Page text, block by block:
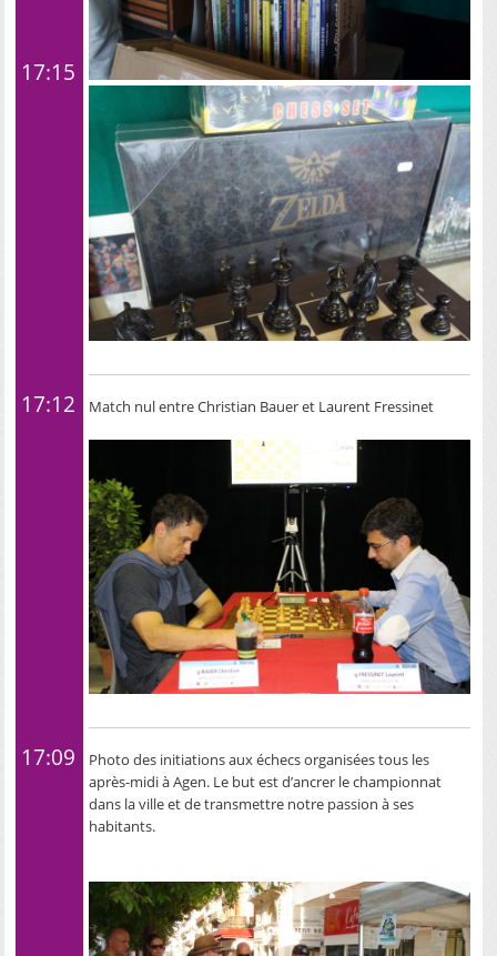
17:15
17:12 Match nul entre Christian Bauer et Laurent Fressinet
17:09
Photo des initiations aux échecs organisées tous les
après-midi à Agen. Le but est d’ancrer le championnat
dans la ville et de transmettre notre passion à ses
habitants.